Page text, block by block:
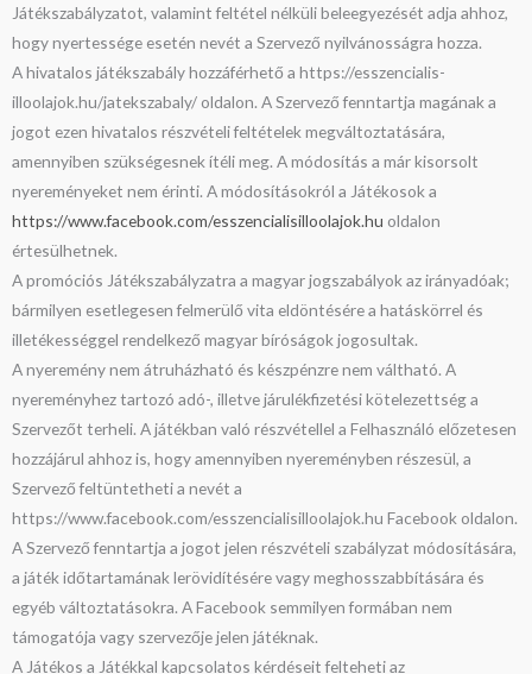
Játékszabályzatot, valamint feltétel nélküli beleegyezését adja ahhoz,
hogy nyertessége esetén nevét a Szervező nyilvánosságra hozza.
A hivatalos játékszabály hozzáférhető a https://esszencialis-
illoolajok.hu/jatekszabaly/ oldalon. A Szervező fenntartja magának a
jogot ezen hivatalos részvételi feltételek megváltoztatására,
amennyiben szükségesnek ítéli meg. A módosítás a már kisorsolt
nyereményeket nem érinti. A módosításokról a Játékosok a
https://www.facebook.com/esszencialisilloolajok.hu oldalon
értesülhetnek.
A promóciós Játékszabályzatra a magyar jogszabályok az irányadóak;
bármilyen esetlegesen felmerülő vita eldöntésére a hatáskörrel és
illetékességgel rendelkező magyar bíróságok jogosultak.
A nyeremény nem átruházható és készpénzre nem váltható. A
nyereményhez tartozó adó-, illetve járulékfizetési kötelezettség a
Szervezőt terheli. A játékban való részvétellel a Felhasználó előzetesen
hozzájárul ahhoz is, hogy amennyiben nyereményben részesül, a
Szervező feltüntetheti a nevét a
https://www.facebook.com/esszencialisilloolajok.hu Facebook oldalon.
A Szervező fenntartja a jogot jelen részvételi szabályzat módosítására,
a játék időtartamának lerövidítésére vagy meghosszabbítására és
egyéb változtatásokra. A Facebook semmilyen formában nem
támogatója vagy szervezője jelen játéknak.
A Játékos a Játékkal kapcsolatos kérdéseit felteheti az